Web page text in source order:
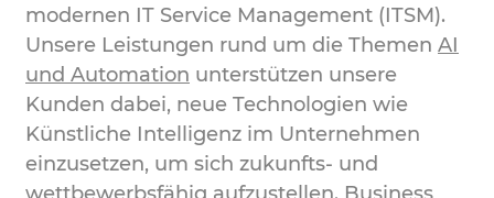
modernen IT Service Management (ITSM).
Unsere Leistungen rund um die Themen AI
und Automation unterstützen unsere
Kunden dabei, neue Technologien wie
Künstliche Intelligenz im Unternehmen
einzusetzen, um sich zukunfts- und